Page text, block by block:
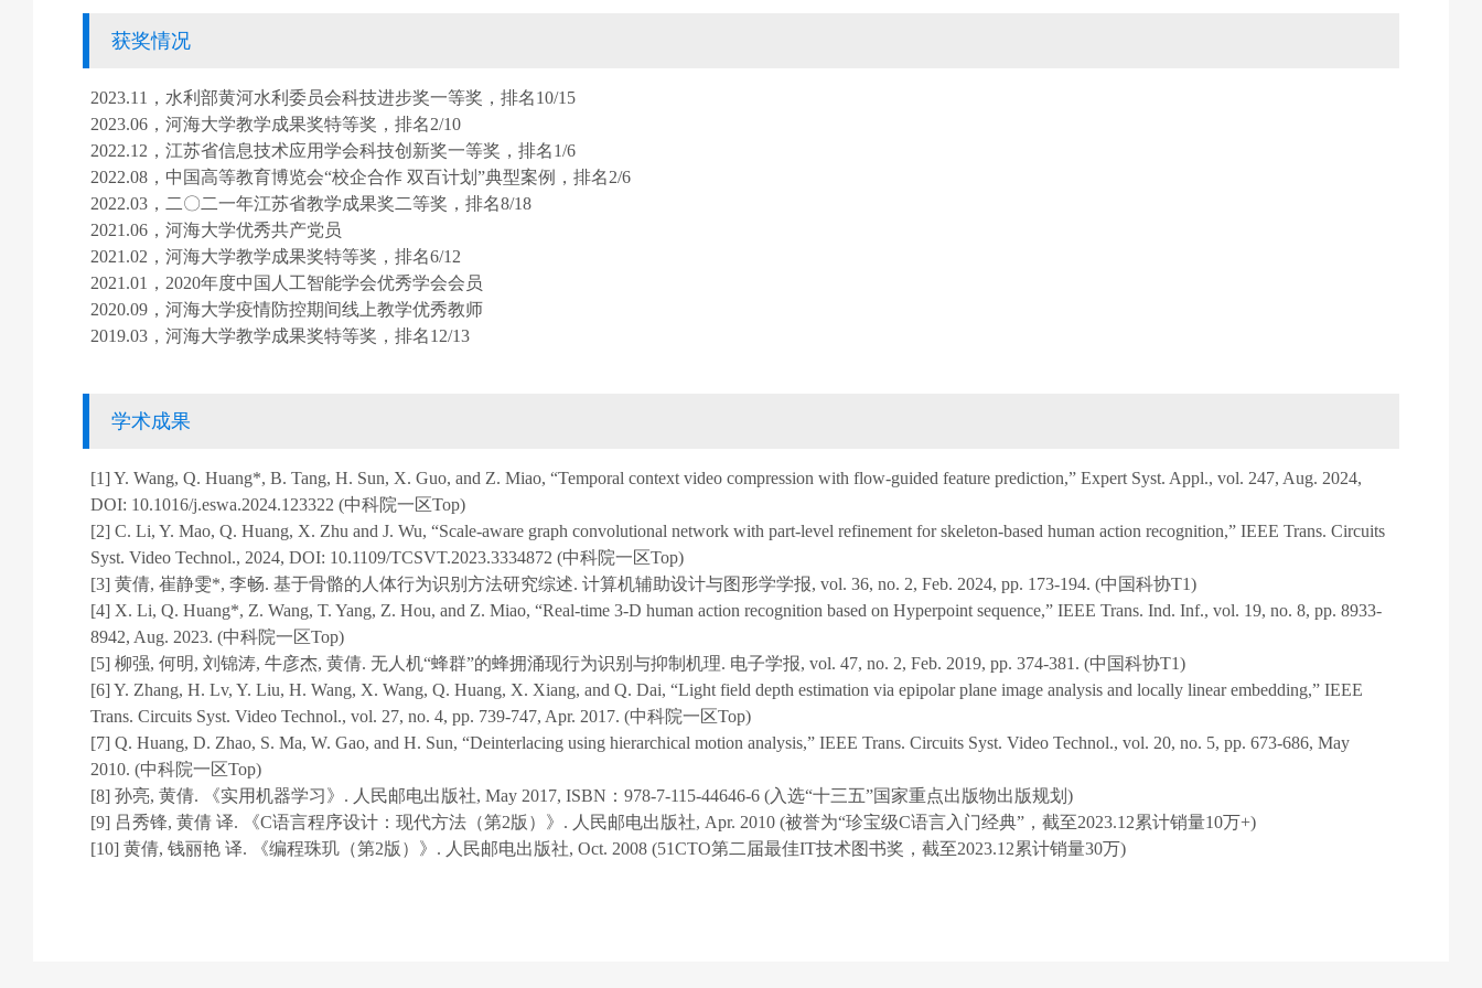
获奖情况
2023.11，水利部黄河水利委员会科技进步奖一等奖，排名10/15
2023.06，河海大学教学成果奖特等奖，排名2/10
2022.12，江苏省信息技术应用学会科技创新奖一等奖，排名1/6
2022.08，中国高等教育博览会“校企合作 双百计划”典型案例，排名2/6
2022.03，二〇二一年江苏省教学成果奖二等奖，排名8/18
2021.06，河海大学优秀共产党员
2021.02，河海大学教学成果奖特等奖，排名6/12
2021.01，2020年度中国人工智能学会优秀学会会员
2020.09，河海大学疫情防控期间线上教学优秀教师
2019.03，河海大学教学成果奖特等奖，排名12/13
学术成果
[1] Y. Wang, Q. Huang*, B. Tang, H. Sun, X. Guo, and Z. Miao, “Temporal context video compression with flow-guided feature prediction,” Expert Syst. Appl., vol. 247, Aug. 2024,
DOI: 10.1016/j.eswa.2024.123322 (中科院一区Top)
[2] C. Li, Y. Mao, Q. Huang, X. Zhu and J. Wu, “Scale-aware graph convolutional network with part-level refinement for skeleton-based human action recognition,” IEEE Trans. Circuits
Syst. Video Technol., 2024, DOI: 10.1109/TCSVT.2023.3334872 (中科院一区Top)
[3] 黄倩, 崔静雯*, 李畅. 基于骨骼的人体行为识别方法研究综述. 计算机辅助设计与图形学学报, vol. 36, no. 2, Feb. 2024, pp. 173-194. (中国科协T1)
[4] X. Li, Q. Huang*, Z. Wang, T. Yang, Z. Hou, and Z. Miao, “Real-time 3-D human action recognition based on Hyperpoint sequence,” IEEE Trans. Ind. Inf., vol. 19, no. 8, pp. 8933-
8942, Aug. 2023. (中科院一区Top)
[5] 柳强, 何明, 刘锦涛, 牛彦杰, 黄倩. 无人机“蜂群”的蜂拥涌现行为识别与抑制机理. 电子学报, vol. 47, no. 2, Feb. 2019, pp. 374-381. (中国科协T1)
[6] Y. Zhang, H. Lv, Y. Liu, H. Wang, X. Wang, Q. Huang, X. Xiang, and Q. Dai, “Light field depth estimation via epipolar plane image analysis and locally linear embedding,” IEEE
Trans. Circuits Syst. Video Technol., vol. 27, no. 4, pp. 739-747, Apr. 2017. (中科院一区Top)
[7] Q. Huang, D. Zhao, S. Ma, W. Gao, and H. Sun, “Deinterlacing using hierarchical motion analysis,” IEEE Trans. Circuits Syst. Video Technol., vol. 20, no. 5, pp. 673-686, May
2010. (中科院一区Top)
[8] 孙亮, 黄倩. 《实用机器学习》. 人民邮电出版社, May 2017, ISBN：978-7-115-44646-6 (入选“十三五”国家重点出版物出版规划)
[9] 吕秀锋, 黄倩 译. 《C语言程序设计：现代方法（第2版）》. 人民邮电出版社, Apr. 2010 (被誉为“珍宝级C语言入门经典”，截至2023.12累计销量10万+)
[10] 黄倩, 钱丽艳 译. 《编程珠玑（第2版）》. 人民邮电出版社, Oct. 2008 (51CTO第二届最佳IT技术图书奖，截至2023.12累计销量30万)